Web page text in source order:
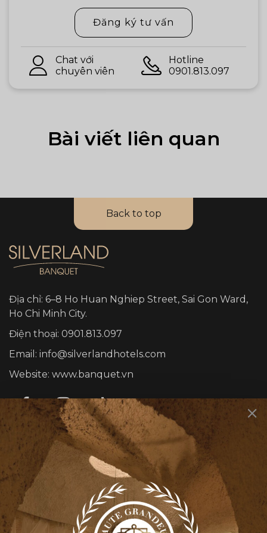
Đăng ký tư vấn
Chat với
chuyên viên
Hotline
0901.813.097
Bài viết liên quan
Back to top
Địa chỉ: 6–8 Ho Huan Nghiep Street, Sai Gon Ward,
Ho Chi Minh City.
Điện thoại: 0901.813.097
Email: info@silverlandhotels.com
Website: www.banquet.vn
DỊCH VỤ
Sự kiện cá nhân
Sự kiện công ty
Rooty Bar
Smith’s Kitchen & Bar